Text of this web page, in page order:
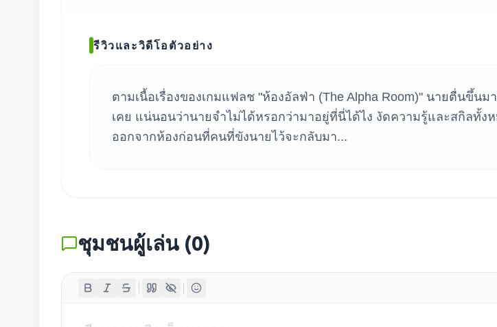
ค้นหาเกม
รีวิวและวิดีโอตัวอย่าง
ตามเนื้อเรื่องของเกมแฟลช "ห้องอัลฟ่า (The Alpha Room)" นายตื่นขึ้น
เคย แน่นอนว่านายจำไม่ได้หรอกว่ามาอยู่ที่นี่ได้ไง งัดความรู้และสกิลทั้ง
ออกจากห้องก่อนที่คนที่ขังนายไว้จะกลับมา...
ชุมชนผู้เล่น (0)